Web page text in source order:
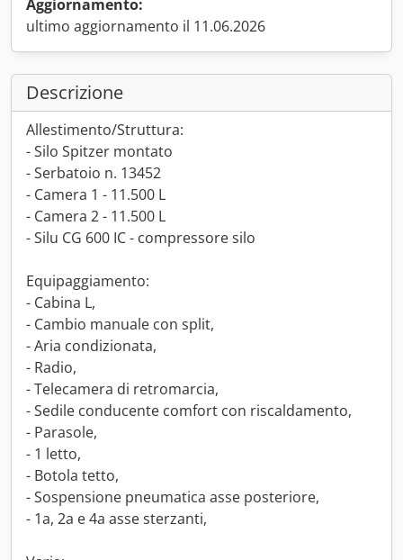
Aggiornamento:
ultimo aggiornamento il 11.06.2026
Descrizione
Allestimento/Struttura:
- Silo Spitzer montato
- Serbatoio n. 13452
- Camera 1 - 11.500 L
- Camera 2 - 11.500 L
- Silu CG 600 IC - compressore silo
Equipaggiamento:
- Cabina L,
- Cambio manuale con split,
- Aria condizionata,
- Radio,
- Telecamera di retromarcia,
- Sedile conducente comfort con riscaldamento,
- Parasole,
- 1 letto,
- Botola tetto,
- Sospensione pneumatica asse posteriore,
- 1a, 2a e 4a asse sterzanti,